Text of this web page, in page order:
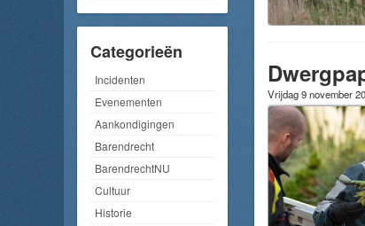
Categorieën
Incidenten
Evenementen
Aankondigingen
Barendrecht
BarendrechtNU
Cultuur
Historie
Vrijdag 9 november